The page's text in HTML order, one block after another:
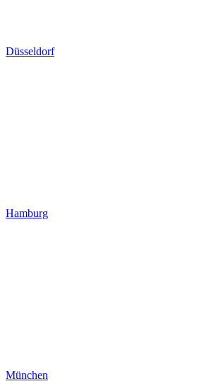
Düsseldorf
Hamburg
München